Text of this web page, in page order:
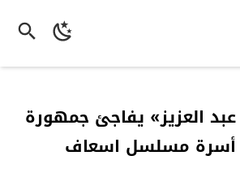
العزيز» يفاجئ جمهورة
أسرة مسلسل اسعاف